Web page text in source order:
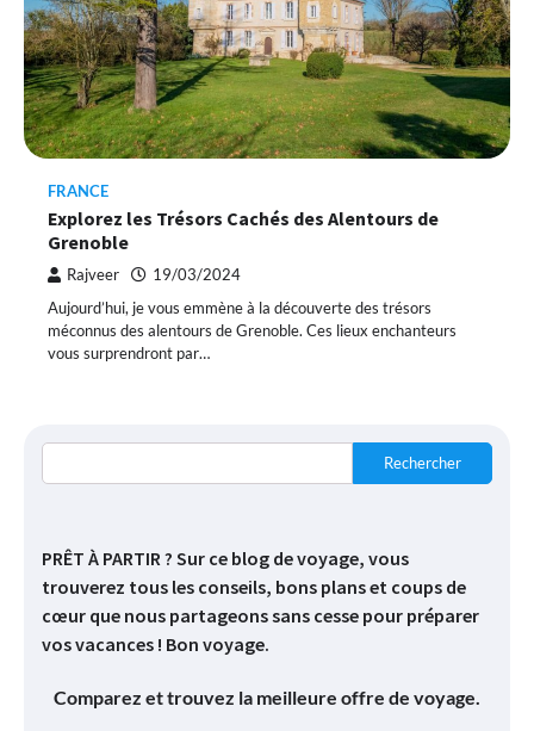
FRANCE
Explorez les Trésors Cachés des Alentours de
Grenoble
Rajveer 19/03/2024
Aujourd’hui, je vous emmène à la découverte des trésors
méconnus des alentours de Grenoble. Ces lieux enchanteurs
vous surprendront par…
Rechercher
PRÊT À PARTIR ? Sur ce blog de voyage, vous
trouverez tous les conseils, bons plans et coups de
cœur que nous partageons sans cesse pour préparer
vos vacances ! Bon voyage.
Comparez et trouvez la meilleure offre de voyage.